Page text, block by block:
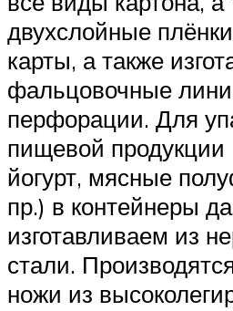
двухслойные
карты, а также
фальцовочные
перфорации. Для
пищевой продукции
йогурт, мясные
пр.) в контейнеры
изготавливаем из
стали.
ножи из